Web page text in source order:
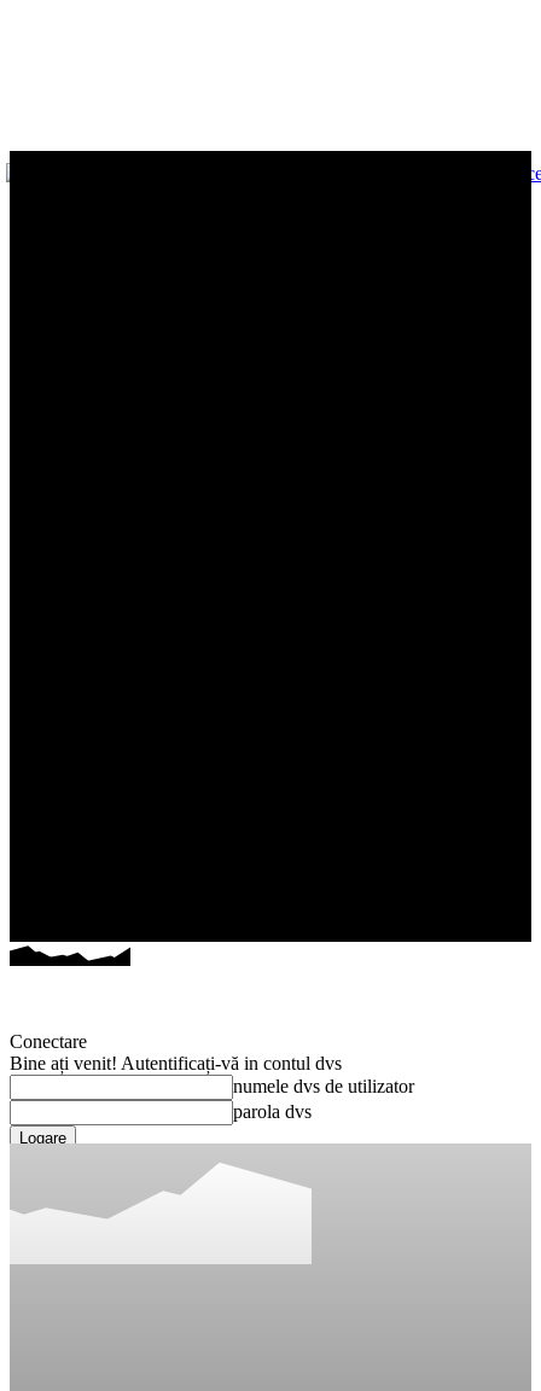
Conectare
Bine ați venit! Autentificați-vă in contul dvs
numele dvs de utilizator
parola dvs
Ați uitat parola? obține ajutor
Recuperați-vă parola